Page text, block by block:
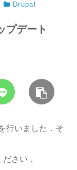
Drupal
プデート
行いました．そ
さい．